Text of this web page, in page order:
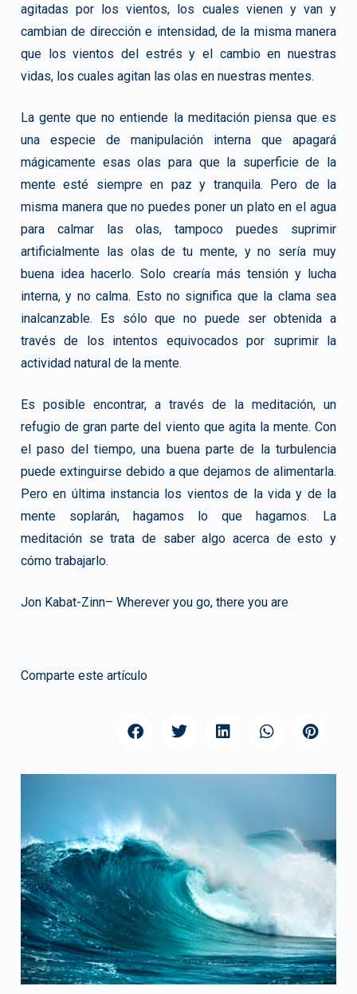
agitadas por los vientos, los cuales vienen y van y
cambian de dirección e intensidad, de la misma manera
que los vientos del estrés y el cambio en nuestras
vidas, los cuales agitan las olas en nuestras mentes.
La gente que no entiende la meditación piensa que es
una especie de manipulación interna que apagará
mágicamente esas olas para que la superficie de la
mente esté siempre en paz y tranquila. Pero de la
misma manera que no puedes poner un plato en el agua
para calmar las olas, tampoco puedes suprimir
artificialmente las olas de tu mente, y no sería muy
buena idea hacerlo. Solo crearía más tensión y lucha
interna, y no calma. Esto no significa que la clama sea
inalcanzable. Es sólo que no puede ser obtenida a
través de los intentos equivocados por suprimir la
actividad natural de la mente.
Es posible encontrar, a través de la meditación, un
refugio de gran parte del viento que agita la mente. Con
el paso del tiempo, una buena parte de la turbulencia
puede extinguirse debido a que dejamos de alimentarla.
Pero en última instancia los vientos de la vida y de la
mente soplarán, hagamos lo que hagamos. La
meditación se trata de saber algo acerca de esto y
cómo trabajarlo.
Jon Kabat-Zinn– Wherever you go, there you are
Comparte este artículo